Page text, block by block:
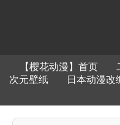
【樱花动漫】首页
次元壁纸
日本动漫改